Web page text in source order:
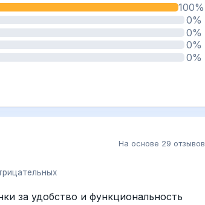
100%
0%
0%
0%
0%
На основе 29 отзывов
за удобство и функциональность